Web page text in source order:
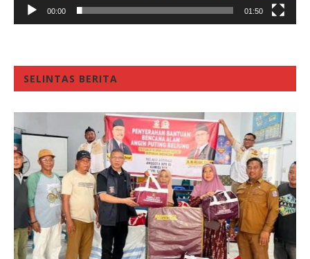
00:00 01:50
SELINTAS BERITA